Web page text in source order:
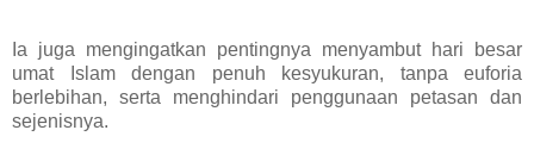
Ia juga mengingatkan pentingnya menyambut hari besar
umat Islam dengan penuh kesyukuran, tanpa euforia
berlebihan, serta menghindari penggunaan petasan dan
sejenisnya.